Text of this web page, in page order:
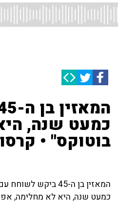
כמעט שנה,
בוטוקס" •
כמעט שנה, היא לא מחלימה,